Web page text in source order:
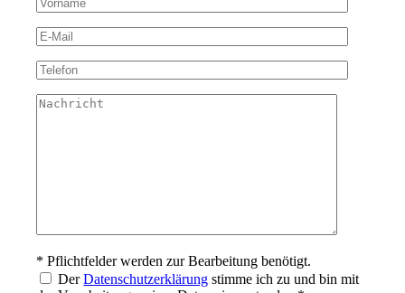
* Pflichtfelder werden zur Bearbeitung benötigt.
DerDatenschutzerklärung stimme ich zu und bin mit